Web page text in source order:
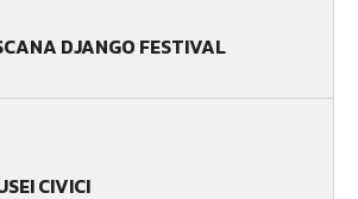
DJANGO FESTIVAL
CIVICI